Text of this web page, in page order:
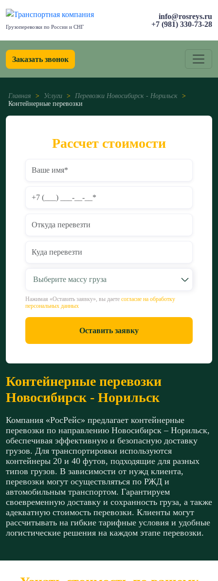
Грузоперевозки по России и СНГ
info@rosreys.ru
+7 (981) 330-73-28
Заказать звонок
Главная > Услуги > Перевозки Новосибирск - Норильск
>
Контейнерные перевозки
Контейнерные перевозки
Новосибирск - Норильск
Компания «РосРейс» предлагает контейнерные
перевозки по направлению Новосибирск – Норильск,
обеспечивая эффективную и безопасную доставку
грузов. Для транспортировки используются
контейнеры 20 и 40 футов, подходящие для разных
типов грузов. В зависимости от нужд клиента,
перевозки могут осуществляться по РЖД и
автомобильным транспортом. Гарантируем
своевременную доставку и сохранность груза, а также
адекватную стоимость перевозки. Клиенты могут
рассчитывать на гибкие тарифные условия и удобные
логистические решения на каждом этапе перевозки.
Рассчет стоимости
Выберите массу груза
Нажимая «Оставить заявку», вы даете согласие на обработку
персональных данных
Оставить заявку